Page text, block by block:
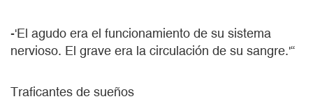
-'El agudo era el funcionamiento de su sistema
nervioso. El grave era la circulación de su sangre.'“
Traficantes de sueños